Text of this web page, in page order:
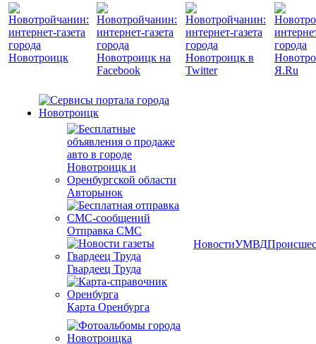
Авторынок
Отправка СМС
Гвардеец Труда
Карта Оренбурга
НовостиУМВД